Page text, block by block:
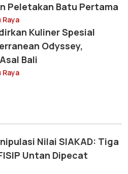
Peletakan Batu Pertama
Raya
Kuliner Spesial
Odyssey,
Bali
Raya
Nilai SIAKAD: Tiga
Untan Dipecat